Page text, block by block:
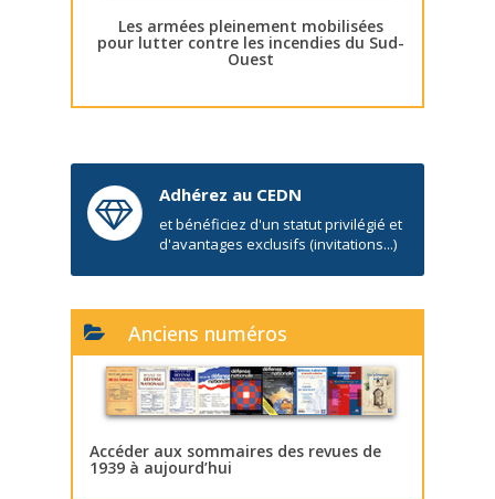
Les armées pleinement mobilisées
pour lutter contre les incendies du Sud-
Ouest
Adhérez au CEDN
et bénéficiez d'un statut privilégié et
d'avantages exclusifs (invitations...)
Anciens numéros
Accéder aux sommaires des revues de
1939 à aujourd’hui